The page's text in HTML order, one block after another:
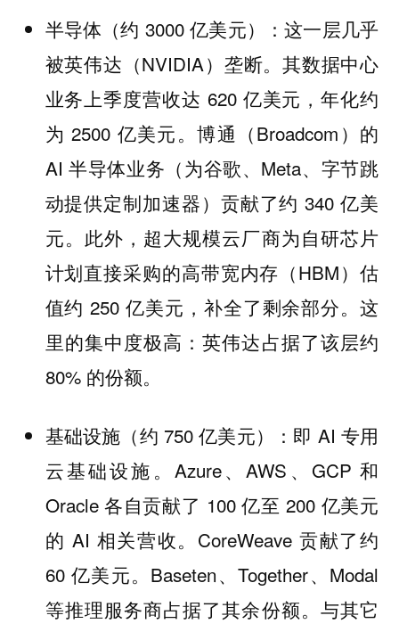
半导体（约 3000 亿美元）：这一层几乎
被英伟达（NVIDIA）垄断。其数据中心
业务上季度营收达 620 亿美元，年化约
为 2500 亿美元。博通（Broadcom）的
AI 半导体业务（为谷歌、Meta、字节跳
动提供定制加速器）贡献了约 340 亿美
元。此外，超大规模云厂商为自研芯片
计划直接采购的高带宽内存（HBM）估
值约 250 亿美元，补全了剩余部分。这
里的集中度极高：英伟达占据了该层约
80% 的份额。
基础设施（约 750 亿美元）：即 AI 专用
云基础设施。Azure、AWS、GCP 和
Oracle 各自贡献了 100 亿至 200 亿美元
的 AI 相关营收。CoreWeave 贡献了约
60 亿美元。Baseten、Together、Modal
等推理服务商占据了其余份额。与其它